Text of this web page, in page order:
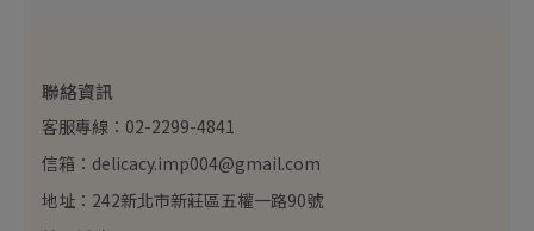
聯絡資訊
客服專線：02-2299-4841
信箱：delicacy.imp004@gmail.com
地址：242新北市新莊區五權一路90號